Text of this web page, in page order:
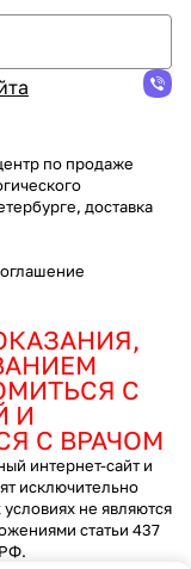
по продаже
доставка
С
И
С ВРАЧОМ
интернет-сайт и
исключительно
не являются
статьи 437